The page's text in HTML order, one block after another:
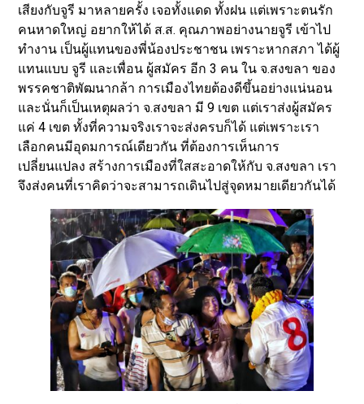
เสียงกับจูรี มาหลายครั้ง เจอทั้งแดด ทั้งฝน แต่เพราะตนรัก
คนหาดใหญ่ อยากให้ได้ ส.ส. คุณภาพอย่างนายจูรี เข้าไป
ทำงาน เป็นผู้แทนของพี่น้องประชาชน เพราะหากสภา ได้ผู้
แทนแบบ จูรี และเพื่อน ผู้สมัคร อีก 3 คน ใน จ.สงขลา ของ
พรรคชาติพัฒนากล้า การเมืองไทยต้องดีขึ้นอย่างแน่นอน
และนั่นก็เป็นเหตุผลว่า จ.สงขลา มี 9 เขต แต่เราส่งผู้สมัคร
แค่ 4 เขต ทั้งที่ความจริงเราจะส่งครบก็ได้ แต่เพราะเรา
เลือกคนมีอุดมการณ์เดียวกัน ที่ต้องการเห็นการ
เปลี่ยนแปลง สร้างการเมืองที่ใสสะอาดให้กับ จ.สงขลา เรา
จึงส่งคนที่เราคิดว่าจะสามารถเดินไปสู่จุดหมายเดียวกันได้